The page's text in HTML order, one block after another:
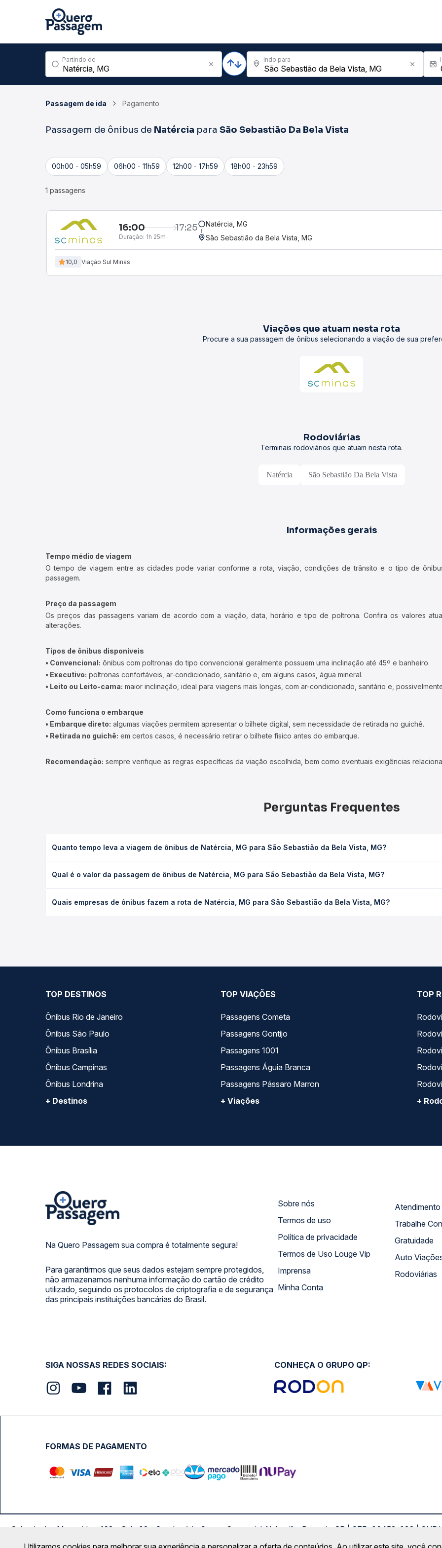
Partindo de Indo para
Passagem de ida Pagamento
Passagem de ônibus de Natércia para São Sebastião Da Bela Vista
00h00 - 05h59 06h00 - 11h59 12h00 - 17h59 18h00 - 23h59
1 passagens
16:00 17:25
Duração: 1h 25m
Natércia, MG
São Sebastião da Bela Vista, MG
10,0 Viação Sul Minas
Viações que atuam nesta rota
Procure a sua passagem de ônibus selecionando a viação de sua
Rodoviárias
Terminais rodoviários que atuam nesta rota.
Natércia São Sebastião Da Bela Vista
Informações gerais
Tempo médio de viagem
O tempo de viagem entre as cidades pode variar conforme a rota, viação, condições de trânsito e o tipo de
passagem.
Preço da passagem
Os preços das passagens variam de acordo com a viação, data, horário e tipo de poltrona. Confira os valores
alterações.
Tipos de ônibus disponíveis
• Convencional: ônibus com poltronas do tipo convencional geralmente possuem uma inclinação até 45º e banheiro.
• Executivo: poltronas confortáveis, ar-condicionado, sanitário e, em alguns casos, água mineral.
• Leito ou Leito-cama: maior inclinação, ideal para viagens mais longas, com ar-condicionado, sanitário e,
Como funciona o embarque
• Embarque direto: algumas viações permitem apresentar o bilhete digital, sem necessidade de retirada no guichê.
• Retirada no guichê: em certos casos, é necessário retirar o bilhete físico antes do embarque.
Recomendação: sempre verifique as regras específicas da viação escolhida, bem como eventuais exigências
Perguntas Frequentes
Quanto tempo leva a viagem de ônibus de Natércia, MG para São Sebastião da Bela Vista, MG?
executivo ou leito) e as condições de tráfego. Na Quero Passagem você consulta os horários disponíveis e vê a
Qual é o valor da passagem de ônibus de Natércia, MG para São Sebastião da Bela Vista, MG?
poltrona e a antecedência da compra. Na Quero Passagem você compara os preços de todas as viações em tempo
Quais empresas de ônibus fazem a rota de Natércia, MG para São Sebastião da Bela Vista, MG?
TOP DESTINOS
Ônibus Rio de Janeiro
Ônibus São Paulo
Ônibus Brasília
Ônibus Campinas
Ônibus Londrina
+ Destinos
TOP VIAÇÕES
Passagens Cometa
Passagens Gontijo
Passagens 1001
Passagens Águia Branca
Passagens Pássaro Marron
+ Viações
TOP
+
Na Quero Passagem sua compra é totalmente segura!
Para garantirmos que seus dados estejam sempre protegidos,
não armazenamos nenhuma informação do cartão de crédito
utilizado, seguindo os protocolos de criptografia e de segurança
das principais instituições bancárias do Brasil.
Sobre nós
Termos de uso
Política de privacidade
Termos de Uso Louge Vip
Imprensa
Minha Conta
Trabalhe
Gratuidade
Auto
Rodoviárias
SIGA NOSSAS REDES SOCIAIS: CONHEÇA O GRUPO QP:
FORMAS DE PAGAMENTO
Calçada das Margaridas, 163 - Sala 02 - Condomínio Centro Comercial Alphaville, Barueri - SP | CEP: 06453-038 |
Copyright 2026 © QueroPassagem.com.br